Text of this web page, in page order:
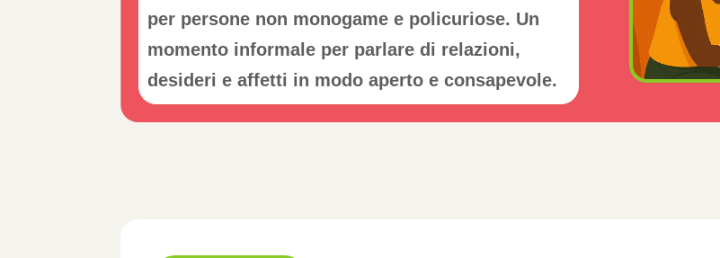
per persone non monogame e policuriose. Un
momento informale per parlare di relazioni,
desideri e affetti in modo aperto e consapevole.